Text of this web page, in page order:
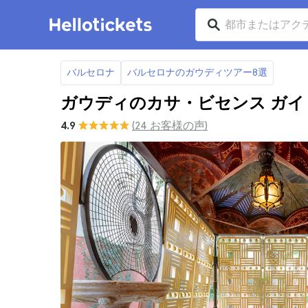
バルセロナ バルセロナのガウディツアー8選
ガウディのカサ・ビセンス ガ
4.9 (24 お客様の声)